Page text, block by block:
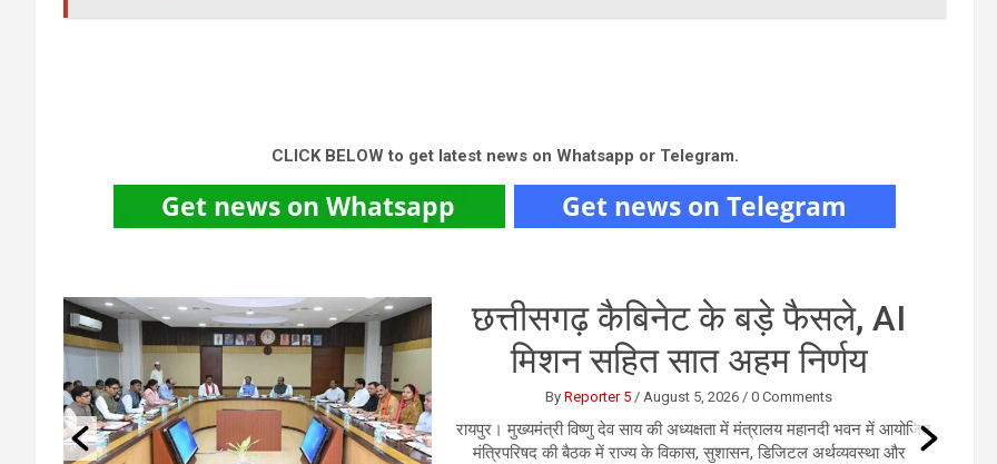
CLICK BELOW to get latest news on Whatsapp or Telegram.
एयर इंडिया की फ्लाइट में तेज टर्बुलेंस
की चपेट, यात्रियों में मचा हड़कंप
ByUser 6/August 4, 2026/0 Comments
नई दिल्ली। एअर इंडिया की फुकेट से दिल्ली आ रही फ्लाइट AI2379 मंगलवार को
तेज टर्बुलेंस की चपेट में आ गई। अचानक तेज झटकों के कारण विमान कई बार हिलने